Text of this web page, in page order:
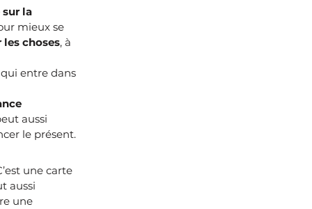
la
mieux se
choses, à
qui entre dans
aussi
le présent.
une carte
aussi
une